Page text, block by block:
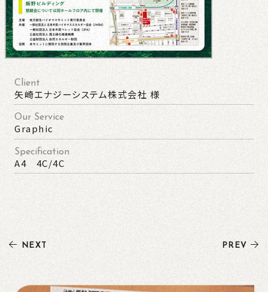
Client
矢崎エナジーシステム株式会社 様
Our Service
Graphic
Specification
A4 4C/4C
PREV
NEXT